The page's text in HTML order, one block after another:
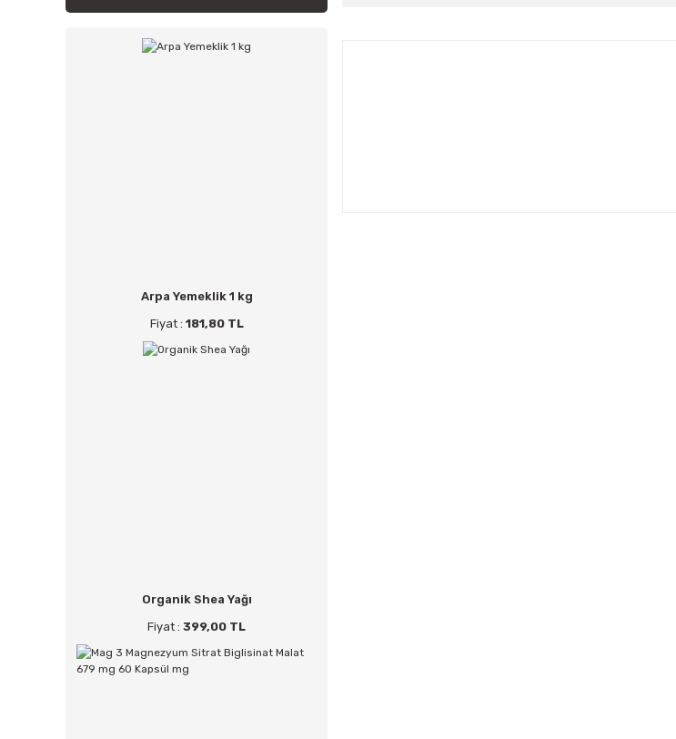
Arpa Yemeklik 1 kg
Fiyat : 181,80 TL
Organik Shea Yağı
Fiyat : 399,00 TL